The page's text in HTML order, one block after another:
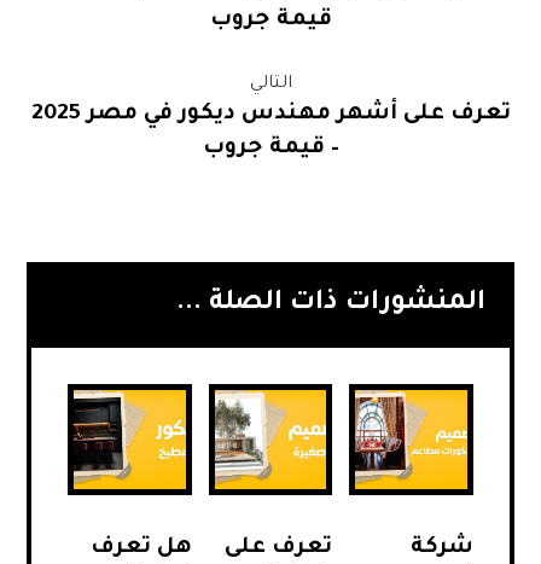
قيمة جروب
التالي
تعرف على أشهر مهندس ديكور في مصر 2025
– قيمة جروب
المنشورات ذات الصلة ...
شركة
تعرف على
هل تعرف